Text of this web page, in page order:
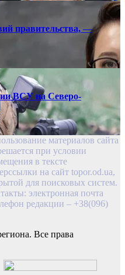
правительства, —
ВСУ на Северо-
материалов сайта
при условии
в тексте
на сайт topor.od.ua,
для поисковых систем.
электронная почта
редакции – +38(096)
Все права